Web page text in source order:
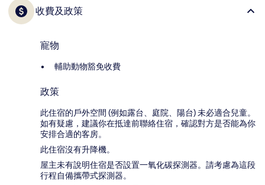
收費及政策
寵物
輔助動物豁免收費
政策
此住宿的戶外空間 (例如露台、庭院、陽台) 未必適合兒童。
如有疑慮，建議你在抵達前聯絡住宿，確認對方是否能為你
安排合適的客房。
此住宿沒有升降機。
屋主未有說明住宿是否設置一氧化碳探測器。請考慮為這段
行程自備攜帶式探測器。